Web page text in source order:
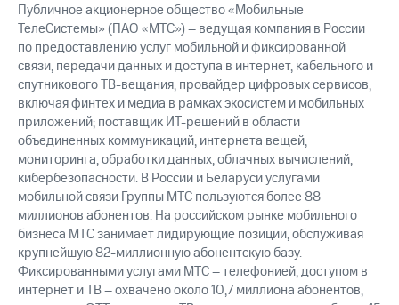
Реквизиты
Контакты
развитие
деловая этика
На главную
Публичное акционерное общество «Мобильные
ТелеСистемы» (ПАО «МТС») – ведущая компания в России
по предоставлению услуг мобильной и фиксированной
связи, передачи данных и доступа в интернет, кабельного и
спутникового ТВ-вещания; провайдер цифровых сервисов,
включая финтех и медиа в рамках экосистем и мобильных
приложений; поставщик ИТ-решений в области
объединенных коммуникаций, интернета вещей,
мониторинга, обработки данных, облачных вычислений,
кибербезопасности. В России и Беларуси услугами
мобильной связи Группы МТС пользуются более 88
миллионов абонентов. На российском рынке мобильного
бизнеса МТС занимает лидирующие позиции, обслуживая
крупнейшую 82-миллионную абонентскую базу.
Фиксированными услугами МТС – телефонией, доступом в
интернет и ТВ – охвачено около 10,7 миллиона абонентов,